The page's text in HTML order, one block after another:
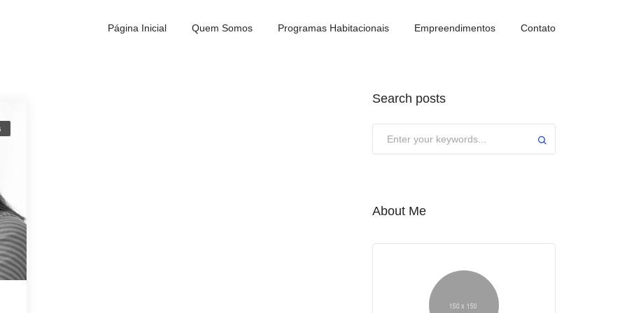
Página Inicial Quem Somos Programas Habitacionais Empreendimentos Contato
Search posts
About Me